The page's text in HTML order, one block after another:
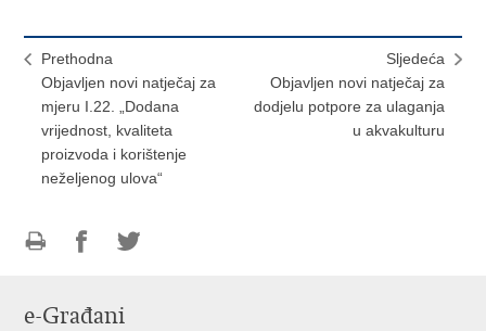
Prethodna
Objavljen novi natječaj za
mjeru I.22. „Dodana
vrijednost, kvaliteta
proizvoda i korištenje
neželjenog ulova“
Sljedeća
Objavljen novi natječaj za
dodjelu potpore za ulaganja
u akvakulturu
FacebookuTwitteru
e-Građani